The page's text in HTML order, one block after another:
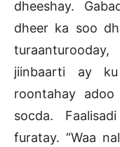
dheeshay.
dheer ka soo
jiinbaarti ay
roontahay
socda.
furatay. “Waa